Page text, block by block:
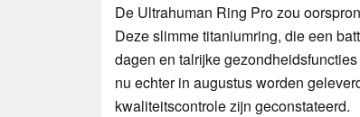
De Ultrahuman Ring Pro zou
Deze slimme titaniumring, die een
dagen en talrijke
nu echter in augustus worden
kwaliteitscontrole zijn geconstateerd.